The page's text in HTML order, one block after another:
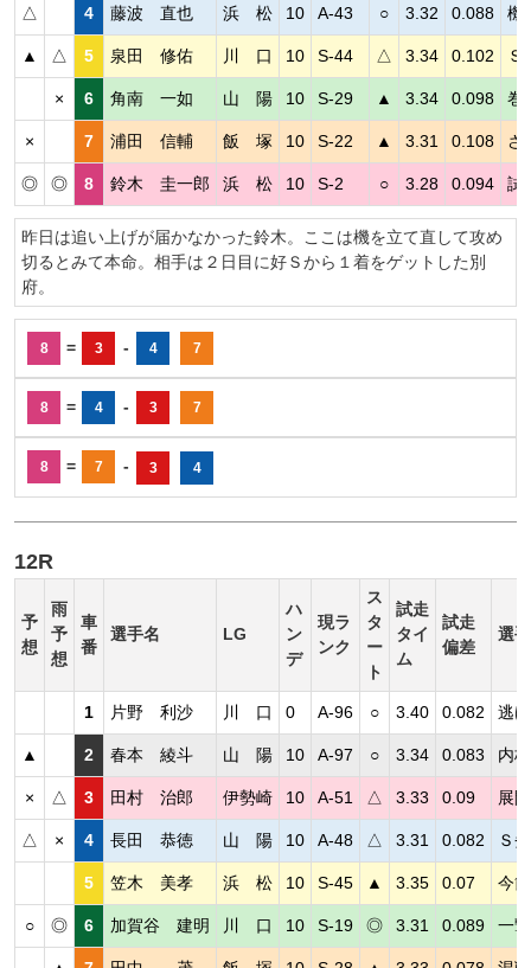
△ 4 藤波 直也 浜 松 10 A-43 ○ 3.32 0.088 機
▲ △ 5 泉田 修佑 川 口 10 S-44 △ 3.34 0.102 Ｓ
× 6 角南 一如 山 陽 10 S-29 ▲ 3.34 0.098 巻
× 7 浦田 信輔 飯 塚 10 S-22 ▲ 3.31 0.108 さ
◎ ◎ 8 鈴木 圭一郎 浜 松 10 S-2 ○ 3.28 0.094 試
昨日は追い上げが届かなかった鈴木。ここは機を立て直して攻め
切るとみて本命。相手は２日目に好Ｓから１着をゲットした別
府。
8 = 3 - 4 7
8 = 4 - 3 7
8 = 7 - 3 4
12R
予
想
雨
予
想
車
番
選手名 LG
ハ
ン
デ
現ラ
ンク
ス
タ
ー
ト
試走
タイ
ム
試走
偏差
選
1 片野 利沙 川 口 0 A-96 ○ 3.40 0.082 逃
▲ 2 春本 綾斗 山 陽 10 A-97 ○ 3.34 0.083 内
× △ 3 田村 治郎 伊勢崎 10 A-51 △ 3.33 0.09 展
△ × 4 長田 恭徳 山 陽 10 A-48 △ 3.31 0.082 Ｓ
5 笠木 美孝 浜 松 10 S-45 ▲ 3.35 0.07 今
○ ◎ 6 加賀谷 建明 川 口 10 S-19 ◎ 3.31 0.089 一